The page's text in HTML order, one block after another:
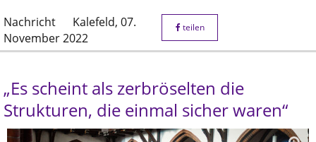
Nachricht Kalefeld, 07.
November 2022
teilen
„Es scheint als zerbröselten die
Strukturen, die einmal sicher waren“